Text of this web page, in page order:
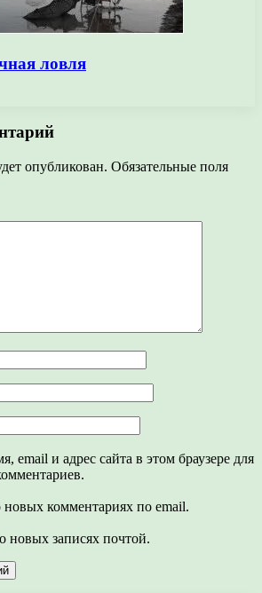
ловля
опубликован. Обязательные поля
email и адрес сайта в этом браузере для
комментариях по email.
новых записях почтой.